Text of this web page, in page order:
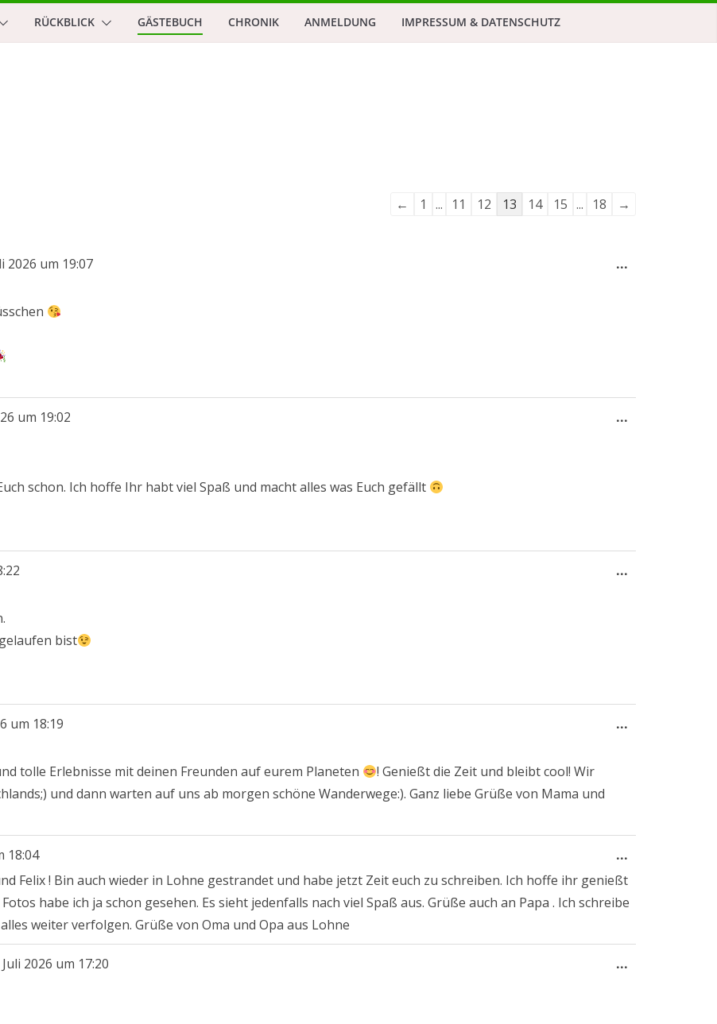
RÜCKBLICK GÄSTEBUCH CHRONIK ANMELDUNG IMPRESSUM & DATENSCHUTZ
Navigation
← 1 ... 11 12 13 14 15 ... 18
→
2026 um 19:07
...
um 19:02
schon. Ich hoffe Ihr habt viel Spaß und macht alles was Euch gefällt
...
bist
...
um 18:19
tolle Erlebnisse mit deinen Freunden auf eurem Planeten
! Genießt die Zeit und bleibt cool! Wir
und dann warten auf uns ab morgen schöne Wanderwege:). Ganz liebe Grüße von Mama und
...
18:04
Felix ! Bin auch wieder in Lohne gestrandet und habe jetzt Zeit euch zu schreiben. Ich hoffe ihr genießt
habe ich ja schon gesehen. Es sieht jedenfalls nach viel Spaß aus. Grüße auch an Papa . Ich schreibe
weiter verfolgen. Grüße von Oma und Opa aus Lohne
...
Metabox
ein-/
Juli 2026 um 17:20
...